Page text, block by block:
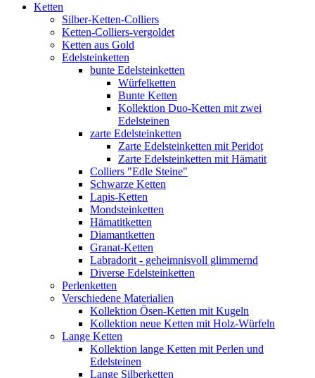
Ketten
Silber-Ketten-Colliers
Ketten-Colliers-vergoldet
Ketten aus Gold
Edelsteinketten
bunte Edelsteinketten
Würfelketten
Bunte Ketten
Kollektion Duo-Ketten mit zwei
Edelsteinen
zarte Edelsteinketten
Zarte Edelsteinketten mit Peridot
Zarte Edelsteinketten mit Hämatit
Colliers "Edle Steine"
Schwarze Ketten
Lapis-Ketten
Mondsteinketten
Hämatitketten
Diamantketten
Granat-Ketten
Labradorit - geheimnisvoll glimmernd
Diverse Edelsteinketten
Perlenketten
Verschiedene Materialien
Kollektion Ösen-Ketten mit Kugeln
Kollektion neue Ketten mit Holz-Würfeln
Lange Ketten
Kollektion lange Ketten mit Perlen und
Edelsteinen
Lange Silberketten